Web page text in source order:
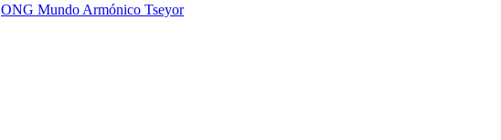
ONG Mundo Armónico Tseyor